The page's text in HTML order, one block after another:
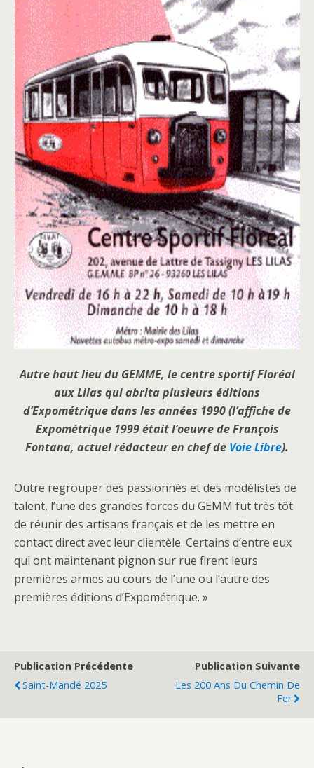
Autre haut lieu du GEMME, le centre sportif Floréal
aux Lilas qui abrita plusieurs éditions
d’Expométrique dans les années 1990 (l’affiche de
Expométrique 1999 était l’oeuvre de François
Fontana, actuel rédacteur en chef de Voie Libre).
Outre regrouper des passionnés et des modélistes de
talent, l’une des grandes forces du GEMM fut très tôt
de réunir des artisans français et de les mettre en
contact direct avec leur clientèle. Certains d’entre eux
qui ont maintenant pignon sur rue firent leurs
premières armes au cours de l’une ou l’autre des
premières éditions d’Expométrique. »
Publication Précédente
Saint-Mandé 2025
Publication Suivante
Les 200 Ans Du Chemin De
Fer